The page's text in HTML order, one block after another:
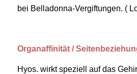
bei Belladonna-Vergiftungen. (
Organaffinität /
Hyos. wirkt speziell auf das